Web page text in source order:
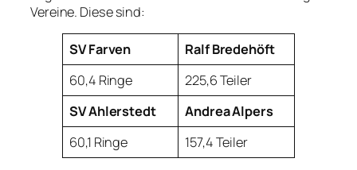
Vereine. Diese sind:
SV Farven
Ralf Bredehöft
60,4 Ringe
225,6 Teiler
SV Ahlerstedt
Andrea Alpers
60,1 Ringe
157,4 Teiler